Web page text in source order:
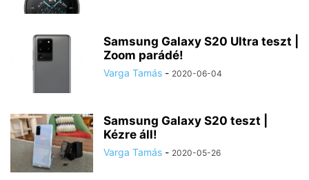
Samsung Galaxy S20 Ultra teszt |
Zoom parádé!
Varga Tamás - 2020-06-04
Samsung Galaxy S20 teszt |
Kézre áll!
Varga Tamás - 2020-05-26